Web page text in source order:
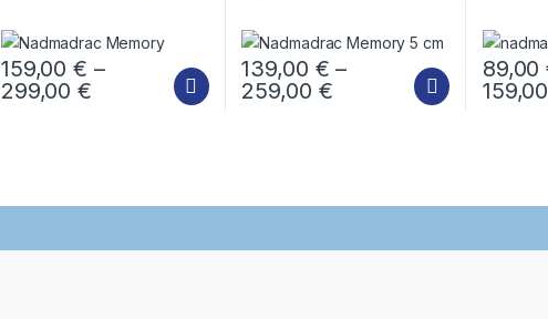
159,00€ –
299,00€
Ovaj proizvod ima više varijanti. Opcije se mogu odabrati na stranici
139,00 € –
259,00 €
Ovaj proizvod ima više varijanti. Opcije
89,00
Ovaj